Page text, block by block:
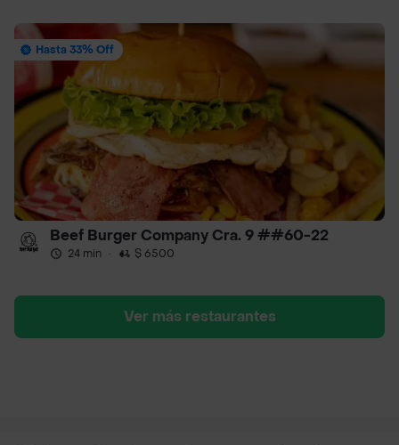
Hasta 33% Off
Beef Burger Company Cra. 9 ##60-22
24 min · $ 6500
Ver más restaurantes